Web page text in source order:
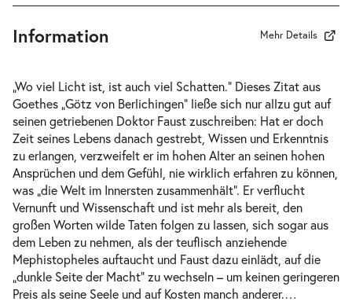
Di.
23.02.2027
10:30–12:50 Uhr
Tickets
Faust. Der Tragödie erster Teil-
Mi.
24.02.2027
Mi. 24.02.2027
10:30–12:50 Uhr
Tickets
Faust. Der Tragödie erster Teil-
Information Mehr Details
„Wo viel Licht ist, ist auch viel Schatten.“ Dieses Zitat aus
Goethes „Götz von Berlichingen“ ließe sich nur allzu gut auf
seinen getriebenen Doktor Faust zuschreiben: Hat er doch
Zeit seines Lebens danach gestrebt, Wissen und Erkenntnis
zu erlangen, verzweifelt er im hohen Alter an seinen hohen
Ansprüchen und dem Gefühl, nie wirklich erfahren zu können,
was „die Welt im Innersten zusammenhält“. Er verflucht
Vernunft und Wissenschaft und ist mehr als bereit, den
großen Worten wilde Taten folgen zu lassen, sich sogar aus
dem Leben zu nehmen, als der teuflisch anziehende
Mephistopheles auftaucht und Faust dazu einlädt, auf die
„dunkle Seite der Macht“ zu wechseln – um keinen geringeren
Preis als seine Seele und auf Kosten manch anderer.…